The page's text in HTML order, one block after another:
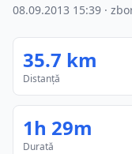
08.09.2013 15:39 ·
35.7 km
Distanță
1h 29m
Durată